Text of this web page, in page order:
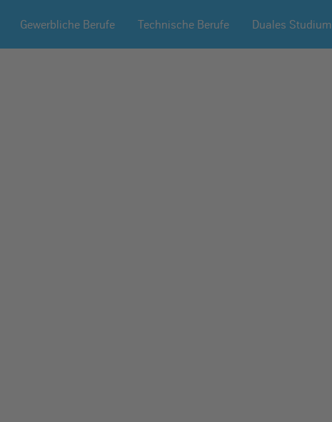
Gewerbliche Berufe Technische Berufe Duales Studium